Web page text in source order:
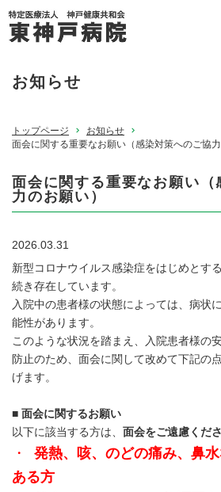
お知らせ
トップページ
お知らせ
面会に関する重要なお願い（感染対策へのご協力
面会に関する重要なお願い（
力のお願い）
2026.03.31
新型コロナウイルス感染症をはじめとす
続き存在しています。
入院中の患者様の状態によっては、病状
能性があります。
このような状況を踏まえ、入院患者様の
防止のため、面会に関して改めて下記の
げます。
■ 面会に関するお願い
以下に該当する方は、 面会をご遠慮くだ
・ 発熱、咳、のどの痛み、鼻
ある方